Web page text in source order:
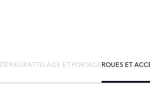
ATTELAGE ET PORTAGEROUES ET